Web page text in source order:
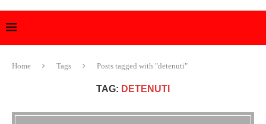
Home Tags Posts tagged with "detenuti"
TAG: DETENUTI